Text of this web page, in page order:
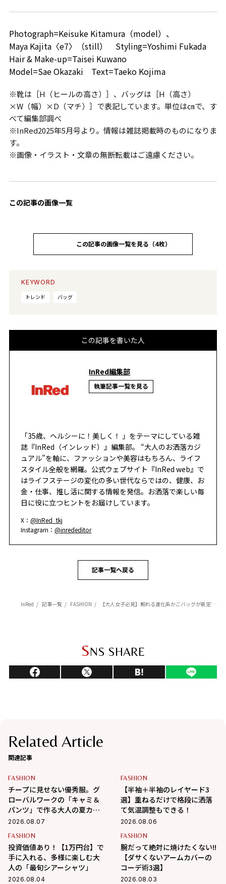
Photograph=Keisuke Kitamura（model）、
Maya Kajita〈e7〉（still） Styling=Yoshimi Fukada
Hair & Make-up=Taisei Kuwano
Model=Sae Okazaki Text=Taeko Kojima
※靴は［H（ヒールの高さ）］、バッグは［H（高さ）
×W（幅）×D（マチ）］で表記しています。単位は㎝で、す
べて編集部調べ
※InRed2025年5月号より。情報は雑誌掲載時のものになりま
す。
※画像・イラスト・文章の無断転載はご遠慮ください。
この記事の画像一覧
この記事の画像一覧を見る（4枚）
KEYWORD
トレンド
バッグ
この記事を書いた人
InRed編集部
執筆記事一覧を見る
「35歳、ヘルシーに！美しく！ 」をテーマにしている雑
誌『InRed（インレッド）』編集部。 “大人のお洒落カジ
ュアル”を軸に、ファッションや美容はもちろん、ライフ
スタイル全般を網羅。公式ウェブサイト『InRed web』で
はライフステージの変化の多い世代ならではの、健康、お
金・仕事、推し活に関する情報を発信。お洒落で楽しい毎
日に役に立つヒントをお届けしています。
X：@InRed_tkj
Instagram：@inrededitor
記事一覧へ戻る
InRed 記事一覧 FASHION 【大人女子必見】頼れる進化系かごバッグが新定番！季節感もきちんと感も両立！【4選】
SNS SHARE
Related Article
関連記事
FASHION
チープに見せない優秀服。グ
ローバルワークの「キャミ＆
パンツ」で作る大人の夏カジ
ュアル
2026.08.07
FASHION
【半袖＋半袖のレイヤード3
選】重ねるだけで格段に洒落
て気温調整もできる！
2026.08.06
FASHION
投資価値あり！【1万円台】で
手に入れる、多様に楽しむ大
人の「最旬シアーシャツ」
2026.08.04
FASHION
腕だって絶対に焼けたくない!!
【ダサくないアームカバーの
コーデ術3選】
2026.08.03